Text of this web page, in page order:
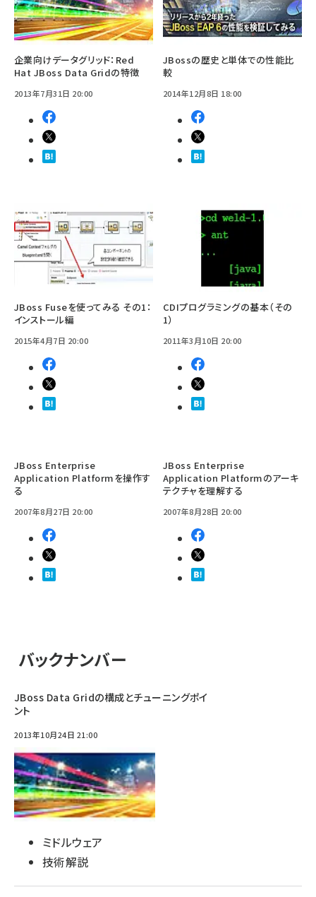
企業向けデータグリッド：Red
Hat JBoss Data Gridの特徴
2013年7月31日 20:00
JBossの歴史と単体での性能比
較
2014年12月8日 18:00
JBoss Fuseを使ってみる その1：
インストール編
2015年4月7日 20:00
CDIプログラミングの基本（その
1）
2011年3月10日 20:00
JBoss Enterprise
Application Platformを操作す
る
2007年8月27日 20:00
JBoss Enterprise
Application Platformのアーキ
テクチャを理解する
2007年8月28日 20:00
バックナンバー
JBoss Data Gridの構成とチューニングポイ
ント
2013年10月24日 21:00
ミドルウェア
技術解説